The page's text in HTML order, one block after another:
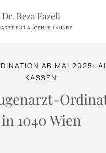
AB MAI 2025:
KASSEN
in 1040 Wien